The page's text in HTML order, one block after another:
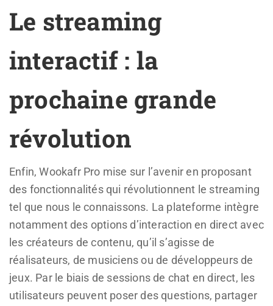
Le streaming
interactif : la
prochaine grande
révolution
Enfin, Wookafr Pro mise sur l’avenir en proposant
des fonctionnalités qui révolutionnent le streaming
tel que nous le connaissons. La plateforme intègre
notamment des options d’interaction en direct avec
les créateurs de contenu, qu’il s’agisse de
réalisateurs, de musiciens ou de développeurs de
jeux. Par le biais de sessions de chat en direct, les
utilisateurs peuvent poser des questions, partager